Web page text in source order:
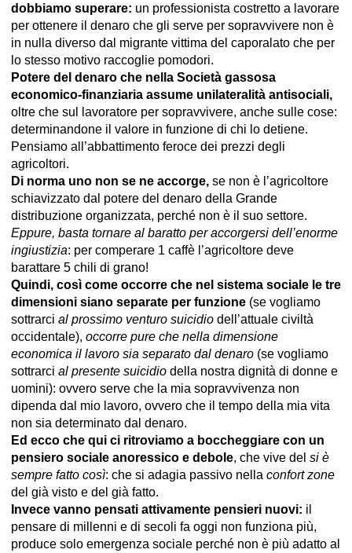
dobbiamo superare: un professionista costretto a lavorare
per ottenere il denaro che gli serve per sopravvivere non è
in nulla diverso dal migrante vittima del caporalato che per
lo stesso motivo raccoglie pomodori.
Potere del denaro che nella Società gassosa
economico-finanziaria assume unilateralità antisociali,
oltre che sul lavoratore per sopravvivere, anche sulle cose:
determinandone il valore in funzione di chi lo detiene.
Pensiamo all’abbattimento feroce dei prezzi degli
agricoltori.
Di norma uno non se ne accorge, se non è l’agricoltore
schiavizzato dal potere del denaro della Grande
distribuzione organizzata, perché non è il suo settore.
Eppure, basta tornare al baratto per accorgersi dell’enorme
ingiustizia: per comperare 1 caffè l’agricoltore deve
barattare 5 chili di grano!
Quindi, così come occorre che nel sistema sociale le tre
dimensioni siano separate per funzione (se vogliamo
sottrarci al prossimo venturo suicidio dell’attuale civiltà
occidentale), occorre pure che nella dimensione
economica il lavoro sia separato dal denaro (se vogliamo
sottrarci al presente suicidio della nostra dignità di donne e
uomini): ovvero serve che la mia sopravvivenza non
dipenda dal mio lavoro, ovvero che il tempo della mia vita
non sia determinato dal denaro.
Ed ecco che qui ci ritroviamo a boccheggiare con un
pensiero sociale anoressico e debole, che vive del si è
sempre fatto così: che si adagia passivo nella confort zone
del già visto e del già fatto.
Invece vanno pensati attivamente pensieri nuovi: il
pensare di millenni e di secoli fa oggi non funziona più,
produce solo emergenza sociale perché non è più adatto al